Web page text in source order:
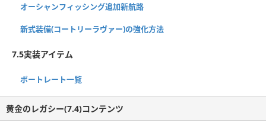
オーシャンフィッシング追加新航路
新式装備(コートリーラヴァー)の強化方法
7.5実装アイテム
ポートレート一覧
黄金のレガシー(7.4)コンテンツ